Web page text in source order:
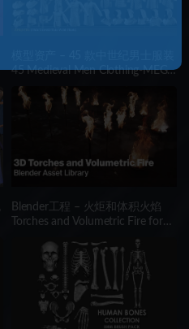
45 Medieval Men Clothing-MEGA
PACK(zprj-fbx)- VOL 4
Blender工程 – 火炬和体积火焰
Torches and Volumetric Fire for
Library